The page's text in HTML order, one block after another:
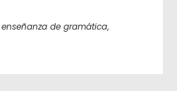
enseñanza de gramática,